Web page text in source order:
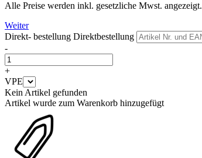
Alle Preise werden inkl. gesetzliche Mwst. angezeigt.
Weiter
Direkt- bestellung Direktbestellung
-
+
VPE
Kein Artikel gefunden
Artikel wurde zum Warenkorb hinzugefügt